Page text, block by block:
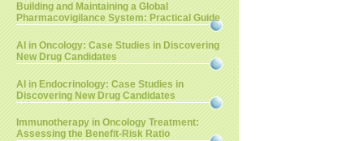
Building and Maintaining a Global
Pharmacovigilance System: Practical Guide
AI in Oncology: Case Studies in Discovering
New Drug Candidates
AI in Endocrinology: Case Studies in
Discovering New Drug Candidates
Immunotherapy in Oncology Treatment:
Assessing the Benefit-Risk Ratio